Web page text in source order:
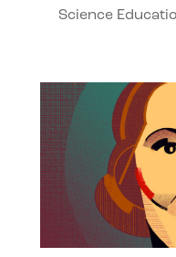
Science